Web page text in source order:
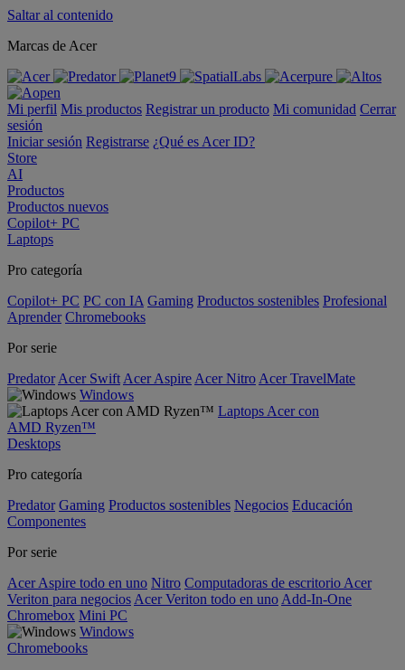
Saltar al contenido
Marcas de Acer
Mi perfil Mis productos Registrar un producto Mi comunidad Cerrar
sesión
Iniciar sesión Registrarse ¿Qué es Acer ID?
Store
AI
Productos
Productos nuevos
Copilot+ PC
Laptops
Pro categoría
Copilot+ PC PC con IA Gaming Productos sostenibles Profesional
Aprender Chromebooks
Por serie
Predator Acer Swift Acer Aspire Acer Nitro Acer TravelMate
Windows
Laptops Acer con
AMD Ryzen™
Desktops
Pro categoría
Predator Gaming Productos sostenibles Negocios Educación
Componentes
Por serie
Acer Aspire todo en uno Nitro Computadoras de escritorio Acer
Veriton para negocios Acer Veriton todo en uno Add-In-One
Chromebox Mini PC
Windows
Chromebooks